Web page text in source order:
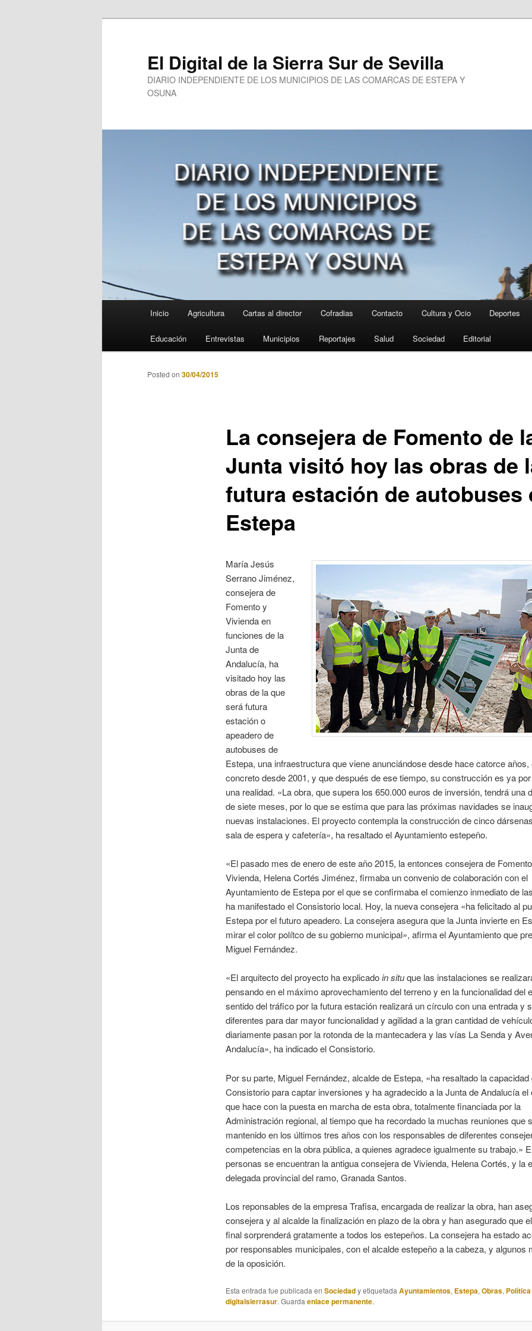
El Digital de la Sierra Sur de Sevilla
DIARIO INDEPENDIENTE DE LOS MUNICIPIOS DE LAS COMARCAS DE ESTEPA Y
OSUNA
Inicio Agricultura Cartas al director Cofradias Contacto Cultura y Ocio Deportes
Educación Entrevistas Municipios Reportajes Salud Sociedad Editorial
La consejera de Fomento de
Junta visitó hoy las obras de
futura estación de autobuses
Estepa
Posted on 30/04/2015
María Jesús
Serrano Jiménez,
consejera de
Fomento y
Vivienda en
funciones de la
Junta de
Andalucía, ha
visitado hoy las
obras de la que
será futura
estación o
apeadero de
autobuses de
Estepa, una infraestructura que viene anunciándose desde hace catorce años,
concreto desde 2001, y que después de ese tiempo, su construcción es ya
una realidad. «La obra, que supera los 650.000 euros de inversión, tendrá una
de siete meses, por lo que se estima que para las próximas navidades se
nuevas instalaciones. El proyecto contempla la construcción de cinco
sala de espera y cafetería», ha resaltado el Ayuntamiento estepeño.
«El pasado mes de enero de este año 2015, la entonces consejera de
Vivienda, Helena Cortés Jiménez, firmaba un convenio de colaboración con el
Ayuntamiento de Estepa por el que se confirmaba el comienzo inmediato de
ha manifestado el Consistorio local. Hoy, la nueva consejera «ha felicitado al
Estepa por el futuro apeadero. La consejera asegura que la Junta invierte en
mirar el color polítco de su gobierno municipal», afirma el Ayuntamiento que
Miguel Fernández.
«El arquitecto del proyecto ha explicadoin situque las instalaciones se
pensando en el máximo aprovechamiento del terreno y en la funcionalidad del
sentido del tráfico por la futura estación realizará un círculo con una entrada y
diferentes para dar mayor funcionalidad y agilidad a la gran cantidad de
diariamente pasan por la rotonda de la mantecadera y las vías La Senda y
Andalucía», ha indicado el Consistorio.
Por su parte, Miguel Fernández, alcalde de Estepa, «ha resaltado la capacidad
Consistorio para captar inversiones y ha agradecido a la Junta de Andalucía el
que hace con la puesta en marcha de esta obra, totalmente financiada por la
Administración regional, al tiempo que ha recordado la muchas reuniones que
mantenido en los últimos tres años con los responsables de diferentes
competencias en la obra pública, a quienes agradece igualmente su trabajo.»
personas se encuentran la antigua consejera de Vivienda, Helena Cortés, y la
delegada provincial del ramo, Granada Santos.
Los reponsables de la empresa Trafisa, encargada de realizar la obra, han
consejera y al alcalde la finalización en plazo de la obra y han asegurado que
final sorprenderá gratamente a todos los estepeños. La consejera ha estado
por responsables municipales, con el alcalde estepeño a la cabeza, y algunos
de la oposición.
Esta entrada fue publicada en Sociedady etiquetada Ayuntamientos, Estepa, Obras, Política
digitalsierrasur. Guarda enlace permanente.